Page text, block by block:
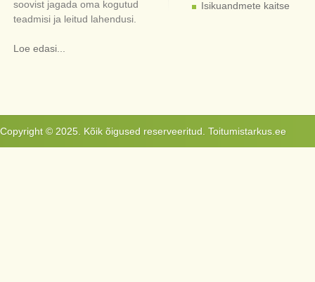
soovist jagada oma kogutud
teadmisi ja leitud lahendusi.
Loe edasi...
Isikuandmete kaitse
Copyright © 2025. Kõik õigused reserveeritud. Toitumistarkus.ee